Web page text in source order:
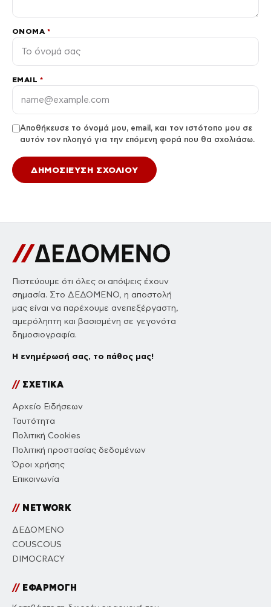
ΌΝΟΜΑ *
EMAIL *
Αποθήκευσε το όνομά μου, email, και τον ιστότοπο μου σε
αυτόν τον πλοηγό για την επόμενη φορά που θα σχολιάσω.
Πιστεύουμε ότι όλες οι απόψεις έχουν
σημασία. Στο ΔΕΔΟΜΕΝΟ, η αποστολή
μας είναι να παρέχουμε ανεπεξέργαστη,
αμερόληπτη και βασισμένη σε γεγονότα
δημοσιογραφία.
Η ενημέρωσή σας, το πάθος μας!
//ΣΧΕΤΙΚΑ
Αρχείο Ειδήσεων
Ταυτότητα
Πολιτική Cookies
Πολιτική προστασίας δεδομένων
Όροι χρήσης
Επικοινωνία
//NETWORK
ΔΕΔΟΜΕΝΟ
COUSCOUS
DIMOCRACY
//ΕΦΑΡΜΟΓΗ